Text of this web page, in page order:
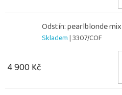
Odstín: pearlblonde mix
Skladem| 3307/COF
4 900 Kč